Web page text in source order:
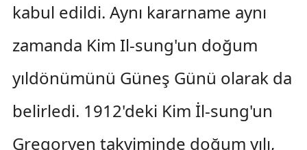
kabul edildi. Aynı kararname aynı
zamanda Kim Il-sung'un doğum
yıldönümünü Güneş Günü olarak da
belirledi. 1912'deki Kim İl-sung'un
Gregoryen takviminde doğum yılı,